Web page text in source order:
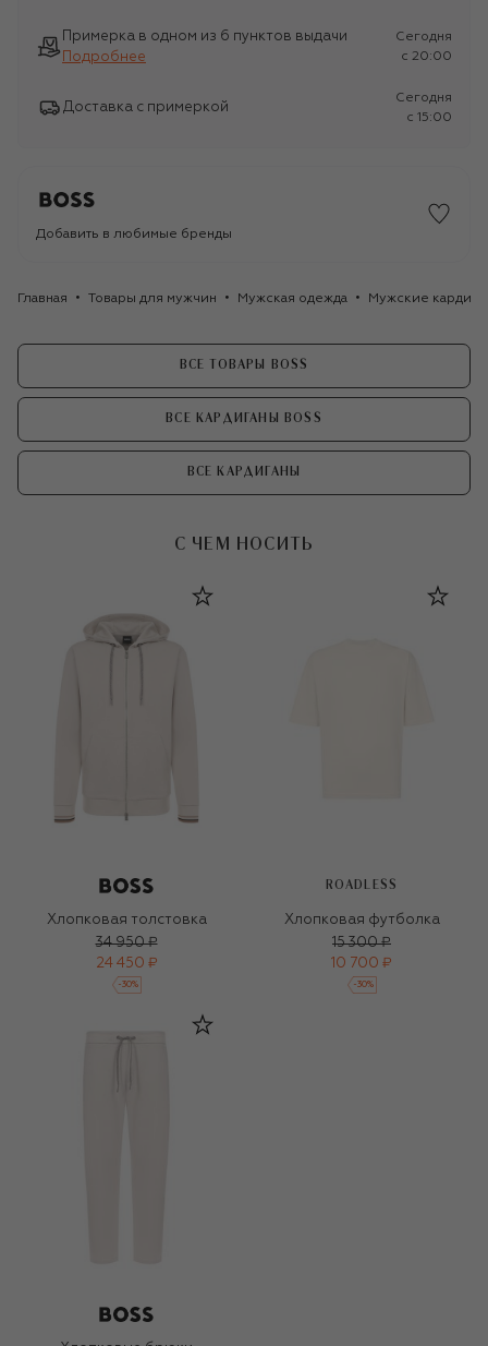
Примерка в одном из 6 пунктов выдачи
Подробнее
Сегодня
c 20:00
Доставка с примеркой
Сегодня
c 15:00
Добавить в любимые бренды
Главная Товары для мужчин Мужская одежда Мужские
ВСЕ ТОВАРЫ BOSS
ВСЕ КАРДИГАНЫ BOSS
ВСЕ КАРДИГАНЫ
С ЧЕМ НОСИТЬ
Хлопковая толстовка
34 950 ₽
24 450 ₽
-30%
ROADLESS
Хлопковая футболка
15 300 ₽
10 700 ₽
-30%